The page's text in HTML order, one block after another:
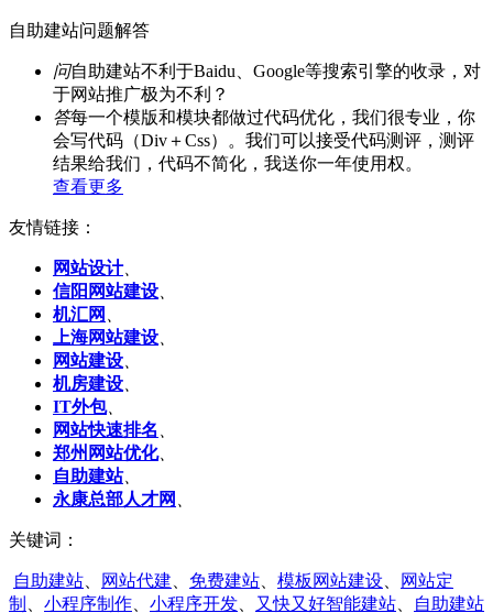
自助建站问题解答
问自助建站不利于Baidu、Google等搜索引擎的收录，对
于网站推广极为不利？
答每一个模版和模块都做过代码优化，我们很专业，你
会写代码（Div＋Css）。我们可以接受代码测评，测评
结果给我们，代码不简化，我送你一年使用权。
查看更多
友情链接：
网站设计、
信阳网站建设、
机汇网 、
上海网站建设、
网站建设、
机房建设、
IT外包、
网站快速排名 、
郑州网站优化、
自助建站、
永康总部人才网 、
关键词：
自助建站 网站代建 免费建站 模板网站建设
网站定
制
小程序制作 小程序开发 又快又好智能建站
自助建站